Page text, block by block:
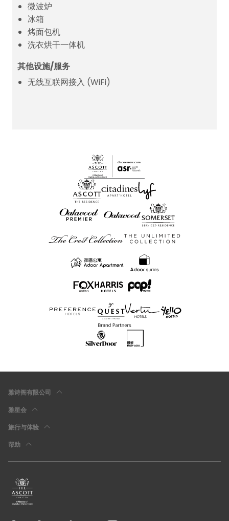
微波炉
冰箱
烤面包机
洗衣烘干一体机
其他设施/服务
无线互联网接入 (WiFi)
雅诗阁有限公司
雅星会
旅行与体验
帮助